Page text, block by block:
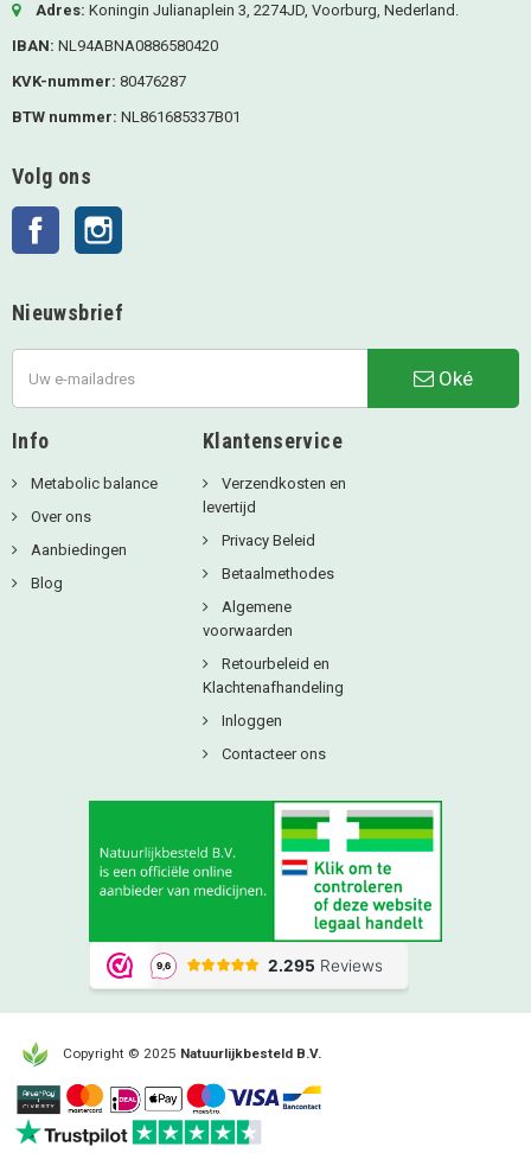
Adres: Koningin Julianaplein 3, 2274JD, Voorburg, Nederland.
IBAN: NL94ABNA0886580420
KVK-nummer: 80476287
BTW nummer: NL861685337B01
Volg ons
Facebook
Nieuwsbrief
Oké
Info
Metabolic balance
Over ons
Aanbiedingen
Blog
Klantenservice
Verzendkosten en
levertijd
Privacy Beleid
Betaalmethodes
Algemene
voorwaarden
Retourbeleid en
Klachtenafhandeling
Inloggen
Contacteer ons
Copyright © 2025 Natuurlijkbesteld B.V.